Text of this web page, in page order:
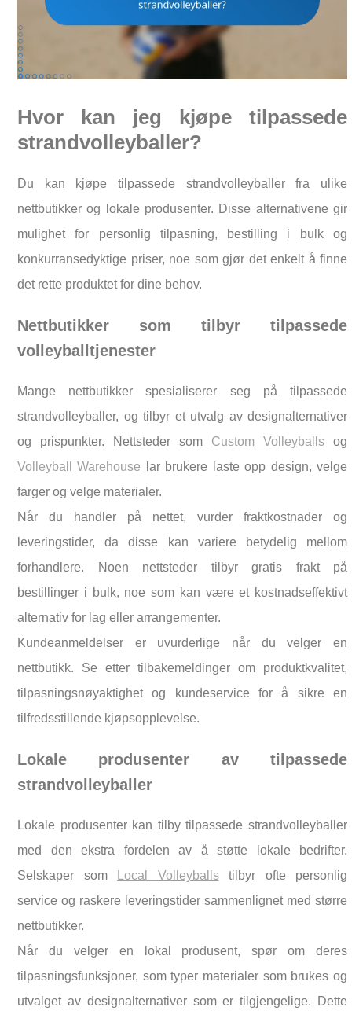
Hvor kan jeg kjøpe tilpassede
strandvolleyballer?
Du kan kjøpe tilpassede strandvolleyballer fra ulike
nettbutikker og lokale produsenter. Disse alternativene gir
mulighet for personlig tilpasning, bestilling i bulk og
konkurransedyktige priser, noe som gjør det enkelt å finne
det rette produktet for dine behov.
Nettbutikker som tilbyr tilpassede
volleyballtjenester
Mange nettbutikker spesialiserer seg på tilpassede
strandvolleyballer, og tilbyr et utvalg av designalternativer
og prispunkter. Nettsteder som Custom Volleyballs og
Volleyball Warehouse lar brukere laste opp design, velge
farger og velge materialer.
Når du handler på nettet, vurder fraktkostnader og
leveringstider, da disse kan variere betydelig mellom
forhandlere. Noen nettsteder tilbyr gratis frakt på
bestillinger i bulk, noe som kan være et kostnadseffektivt
alternativ for lag eller arrangementer.
Kundeanmeldelser er uvurderlige når du velger en
nettbutikk. Se etter tilbakemeldinger om produktkvalitet,
tilpasningsnøyaktighet og kundeservice for å sikre en
tilfredsstillende kjøpsopplevelse.
Lokale produsenter av tilpassede
strandvolleyballer
Lokale produsenter kan tilby tilpassede strandvolleyballer
med den ekstra fordelen av å støtte lokale bedrifter.
Selskaper som
Local Volleyballstilbyr ofte personlig
service og raskere leveringstider sammenlignet med større
nettbutikker.
Når du velger en lokal produsent, spør om deres
tilpasningsfunksjoner, som typer materialer som brukes og
utvalget av designalternativer som er tilgjengelige. Dette